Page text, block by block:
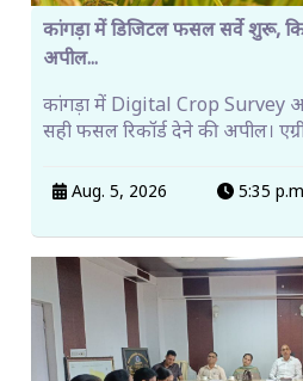
कांगड़ा में डिजिटल फसल सर्वे शुरू,
अपील...
कांगड़ा में Digital Crop Survey
सही फसल रिकॉर्ड देने की अपील।
Aug. 5, 2026 5:35